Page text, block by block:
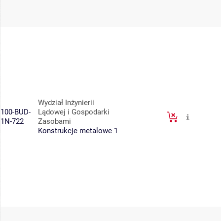
100-BUD-
1N-722
Wydział Inżynierii
Lądowej i Gospodarki
Zasobami
Konstrukcje metalowe 1